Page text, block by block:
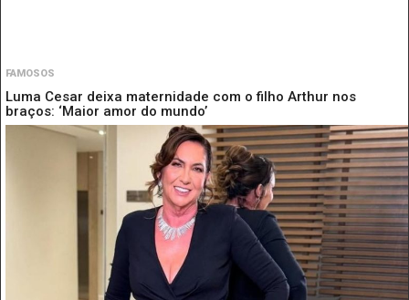
FAMOSOS
Luma Cesar deixa maternidade com o filho Arthur nos
braços: ‘Maior amor do mundo’